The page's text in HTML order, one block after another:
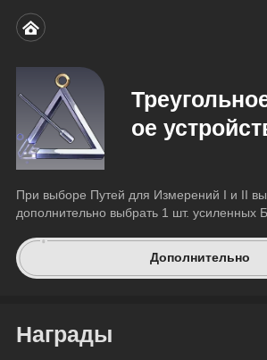
ое
При выборе Путей для Измерений I и II
дополнительно выбрать 1 шт. усиленных
Дополнительно
Награды